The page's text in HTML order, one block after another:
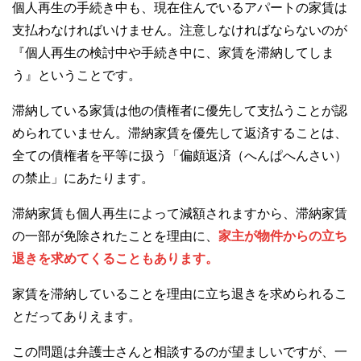
個人再生の手続き中も、現在住んでいるアパートの家賃は
支払わなければいけません。注意しなければならないのが
『個人再生の検討中や手続き中に、家賃を滞納してしま
う』ということです。
滞納している家賃は他の債権者に優先して支払うことが認
められていません。滞納家賃を優先して返済することは、
全ての債権者を平等に扱う「偏頗返済（へんぱへんさい）
の禁止」にあたります。
滞納家賃も個人再生によって減額されますから、滞納家賃
の一部が免除されたことを理由に、 家主が物件からの立ち
退きを求めてくることもあります。
家賃を滞納していることを理由に立ち退きを求められるこ
とだってありえます。
この問題は弁護士さんと相談するのが望ましいですが、一